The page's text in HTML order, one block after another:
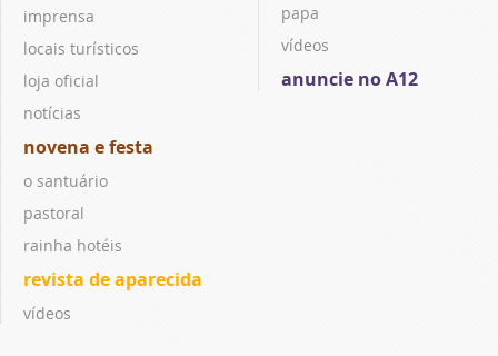
imprensa
locais turísticos
loja oficial
notícias
novena e festa
o santuário
pastoral
rainha hotéis
revista de aparecida
vídeos
papa
vídeos
anuncie no A12